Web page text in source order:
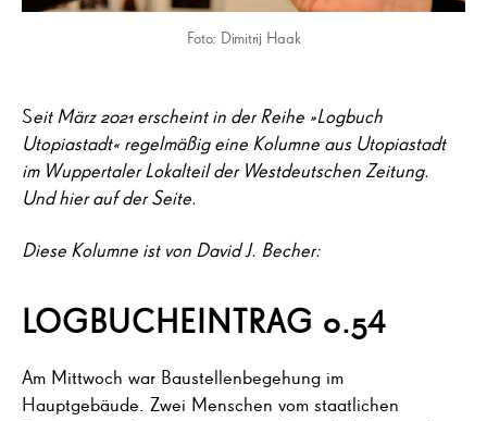
Foto: Dimitrij Haak
Seit März 2021 erscheint in der Reihe »Logbuch
Utopiastadt« regelmäßig eine Kolumne aus Utopiastadt
im Wuppertaler Lokalteil der Westdeutschen Zeitung.
Und hier auf der Seite.
Diese Kolumne ist von David J. Becher:
LOGBUCHEINTRAG 0.54
Am Mittwoch war Baustellenbegehung im
Hauptgebäude. Zwei Menschen vom staatlichen